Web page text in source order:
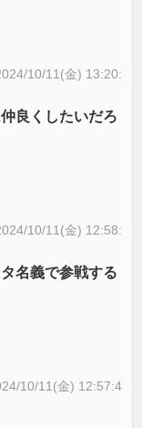
10/11(金) 13:20:
良くしたいだろ
10/11(金) 12:58:
名義で参戦する
10/11(金) 12:57:4